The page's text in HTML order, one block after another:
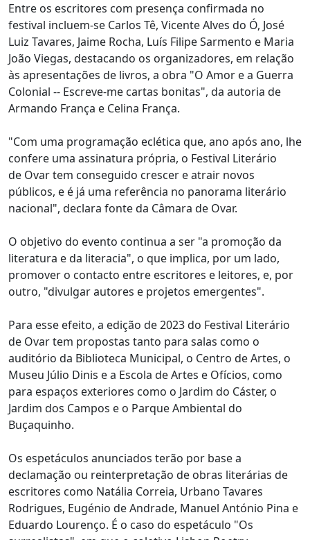
Entre os escritores com presença confirmada no
festival incluem-se Carlos Tê, Vicente Alves do Ó, José
Luiz Tavares, Jaime Rocha, Luís Filipe Sarmento e Maria
João Viegas, destacando os organizadores, em relação
às apresentações de livros, a obra "O Amor e a Guerra
Colonial -- Escreve-me cartas bonitas", da autoria de
Armando França e Celina França.
"Com uma programação eclética que, ano após ano, lhe
confere uma assinatura própria, o Festival Literário
de Ovar tem conseguido crescer e atrair novos
públicos, e é já uma referência no panorama literário
nacional", declara fonte da Câmara de Ovar.
O objetivo do evento continua a ser "a promoção da
literatura e da literacia", o que implica, por um lado,
promover o contacto entre escritores e leitores, e, por
outro, "divulgar autores e projetos emergentes".
Para esse efeito, a edição de 2023 do Festival Literário
de Ovar tem propostas tanto para salas como o
auditório da Biblioteca Municipal, o Centro de Artes, o
Museu Júlio Dinis e a Escola de Artes e Ofícios, como
para espaços exteriores como o Jardim do Cáster, o
Jardim dos Campos e o Parque Ambiental do
Buçaquinho.
Os espetáculos anunciados terão por base a
declamação ou reinterpretação de obras literárias de
escritores como Natália Correia, Urbano Tavares
Rodrigues, Eugénio de Andrade, Manuel António Pina e
Eduardo Lourenço. É o caso do espetáculo "Os